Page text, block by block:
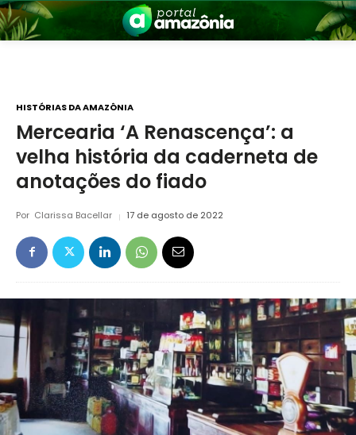
Amazônia
HISTÓRIAS DA AMAZÔNIA
​Mercearia ‘A Renascença’: a
velha história da caderneta de
anotações do fiado
Por Clarissa Bacellar 17 de agosto de 2022